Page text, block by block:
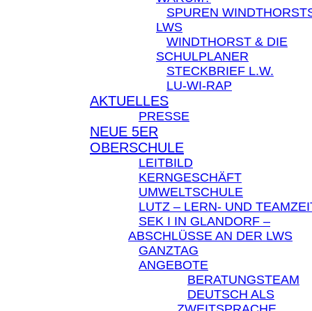
SPUREN
LWS
WINDTHORST & DIE
SCHULPLANER
STECKBRIEF L.W.
LU-WI-RAP
AKTUELLES
PRESSE
NEUE 5ER
OBERSCHULE
LEITBILD
KERNGESCHÄFT
UMWELTSCHULE
LUTZ – LERN- UND
SEK I IN GLANDORF –
ABSCHLÜSSE AN DER LWS
GANZTAG
ANGEBOTE
BERATUNGSTEAM
DEUTSCH ALS